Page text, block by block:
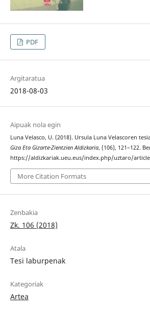
PDF
Argitaratua
2018-08-03
Aipuak nola egin
Luna Velasco, U. (2018). Ursula Luna Velascoren
Giza Eta Gizarte-Zientzien Aldizkaria, (106), 121–122.
https://aldizkariak.ueu.eus/index.php/uztaro/
More Citation Formats
Zenbakia
Zk. 106 (2018)
Atala
Tesi laburpenak
Kategoriak
Artea